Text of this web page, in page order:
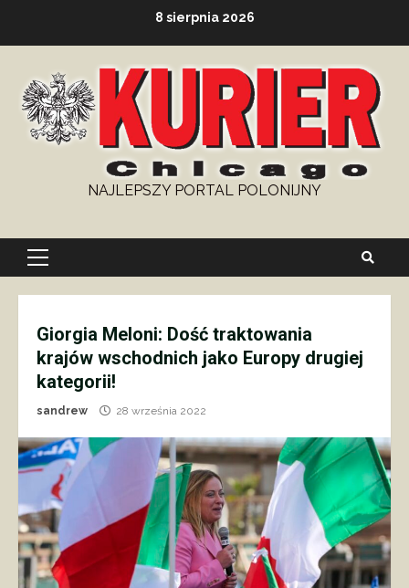
8 sierpnia 2026
NAJLEPSZY PORTAL POLONIJNY
Primary
Giorgia Meloni: Dość traktowania
krajów wschodnich jako Europy drugiej
kategorii!
sandrew 28 września 2022